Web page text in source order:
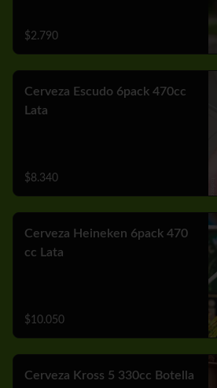
$2.790
Cerveza Escudo 6pack 470cc
Lata
$8.340
Cerveza Heineken 6pack 470
cc Lata
$10.050
Cerveza Kross 5 330cc Botella